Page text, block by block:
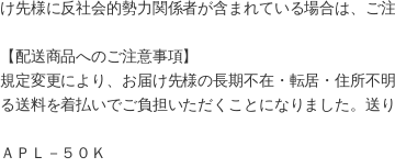
け先様に反社会的勢力関係者が含まれている場合は、ご
【配送商品へのご注意事項】
規定変更により、お届け先様の長期不在・転居・住所不
る送料を着払いでご負担いただくことになりました。送
ＡＰＬ－５０Ｋ